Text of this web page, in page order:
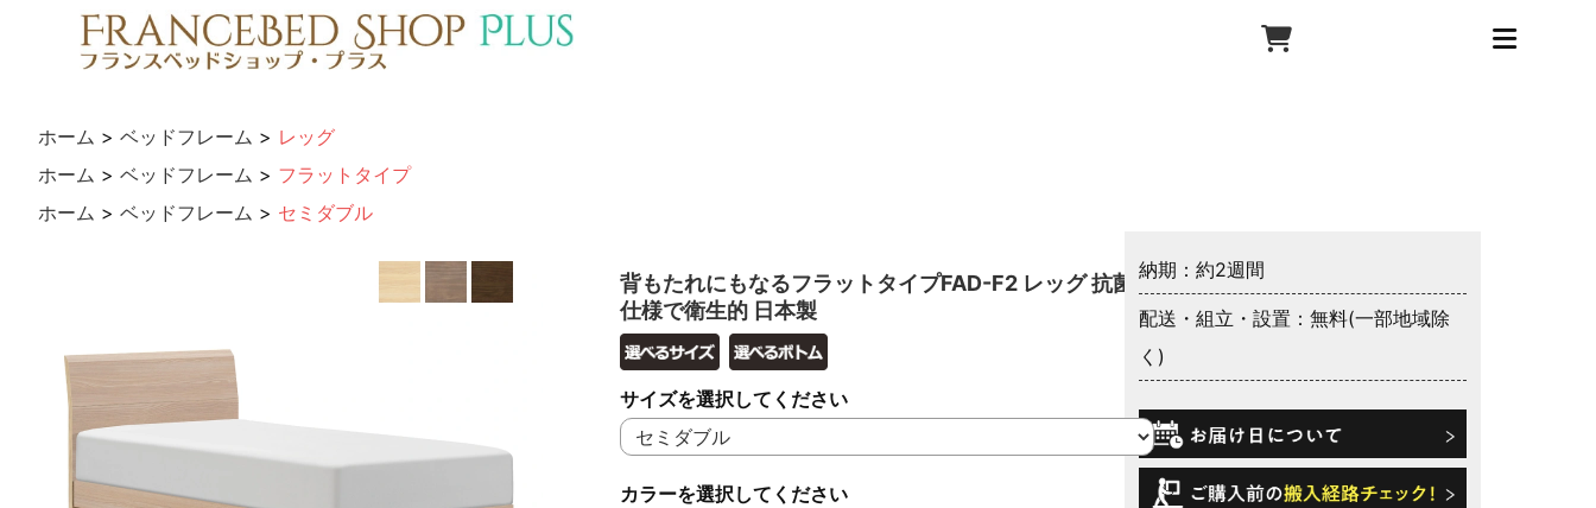
ホーム > ベッドフレーム > レッグ
ホーム > ベッドフレーム > フラットタイプ
ホーム > ベッドフレーム > セミダブル
背もたれにもなるフラットタイプFAD-F2 レッグ 抗菌
仕様で衛生的 日本製
カラーを選択してください
サイズを選択してください
納期：約2週間
配送・組立・設置：無料(一部地域除
く)